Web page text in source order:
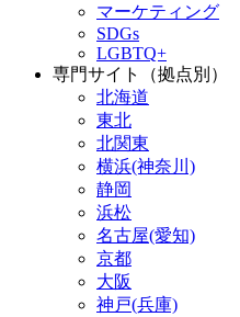
マーケティング
SDGs
LGBTQ+
専門サイト（拠点別）
北海道
東北
北関東
横浜(神奈川)
静岡
浜松
名古屋(愛知)
京都
大阪
神戸(兵庫)